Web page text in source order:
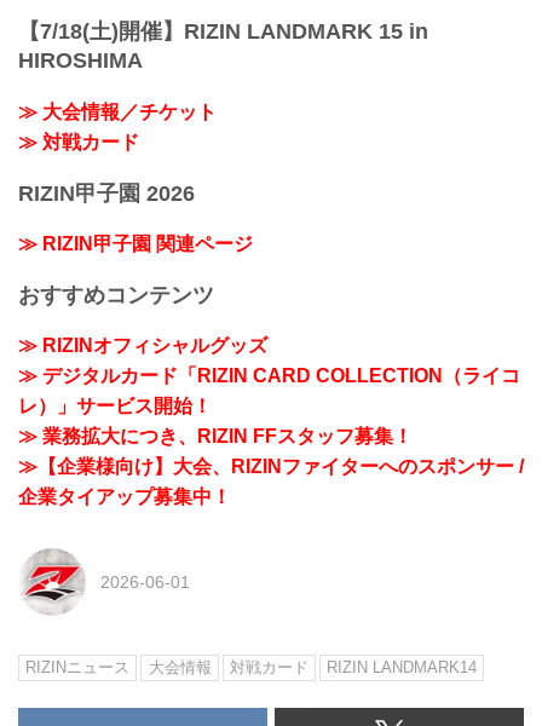
【7/18(土)開催】RIZIN LANDMARK 15 in
HIROSHIMA
≫ 大会情報／チケット
≫ 対戦カード
RIZIN甲子園 2026
≫ RIZIN甲子園 関連ページ
おすすめコンテンツ
≫ RIZINオフィシャルグッズ
≫ デジタルカード「RIZIN CARD COLLECTION（ライコ
レ）」サービス開始！
≫ 業務拡大につき、RIZIN FFスタッフ募集！
≫【企業様向け】大会、RIZINファイターへのスポンサー /
企業タイアップ募集中！
2026-06-01
RIZINニュース 大会情報 対戦カード RIZIN LANDMARK14